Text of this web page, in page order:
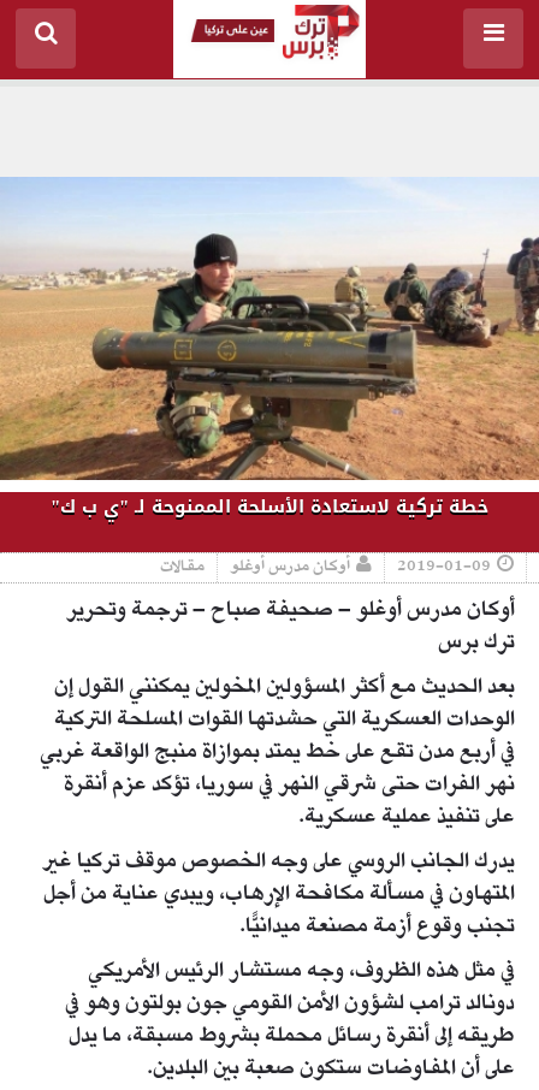
خطة تركية لاستعادة الأسلحة الممنوحة لـ "ي ب ك"
2019-01-09 أوكان مدرس أوغلو مقالات
أوكان مدرس أوغلو – صحيفة صباح – ترجمة وتحرير
ترك برس
بعد الحديث مع أكثر المسؤولين المخولين يمكنني القول إن
الوحدات العسكرية التي حشدتها القوات المسلحة التركية
في أربع مدن تقع على خط يمتد بموازاة منبج الواقعة غربي
نهر الفرات حتى شرقي النهر في سوريا، تؤكد عزم أنقرة
على تنفيذ عملية عسكرية.
يدرك الجانب الروسي على وجه الخصوص موقف تركيا غير
المتهاون في مسألة مكافحة الإرهاب، ويبدي عناية من أجل
تجنب وقوع أزمة مصنعة ميدانيًّا.
في مثل هذه الظروف، وجه مستشار الرئيس الأمريكي
دونالد ترامب لشؤون الأمن القومي جون بولتون وهو في
طريقه إلى أنقرة رسائل محملة بشروط مسبقة، ما يدل
على أن المفاوضات ستكون صعبة بين البلدين.